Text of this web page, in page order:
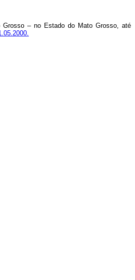
Grosso – no Estado do Mato Grosso, até